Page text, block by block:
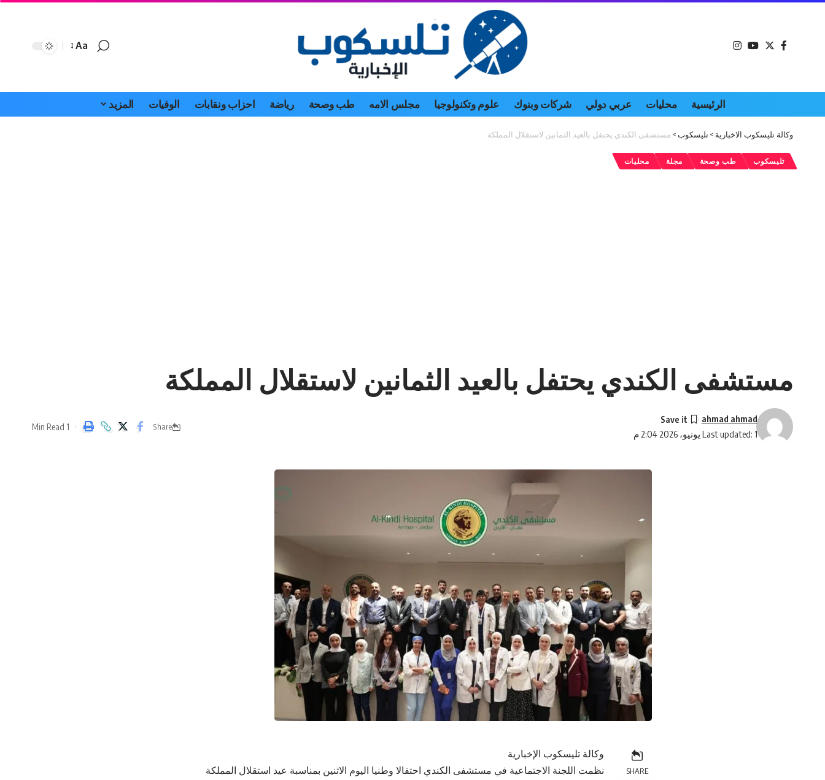
Font
Aa
الرئيسية محليات عربي دولي شركات وبنوك علوم وتكنولوجيا مجلس الامه طب وصحة رياضة احزاب ونقابات الوفيات المزيد
وكالة تليسكوب الاخبارية >تليسكوب> مستشفى الكندي يحتفل بالعيد الثمانين لاستقلال المملكة
تليسكوب طب وصحة مجلة محليات
مستشفى الكندي يحتفل بالعيد الثمانين لاستقلال المملكة
Last updated: 1 يونيو، 2026 2:04 م
ahmad ahmad
Share
1 Min Read
SHARE
وكالة تليسكوب الإخبارية
نظمت اللجنة الاجتماعية في مستشفى الكندي احتفالا وطنيا اليوم الاثنين بمناسبة عيد استقلال المملكة